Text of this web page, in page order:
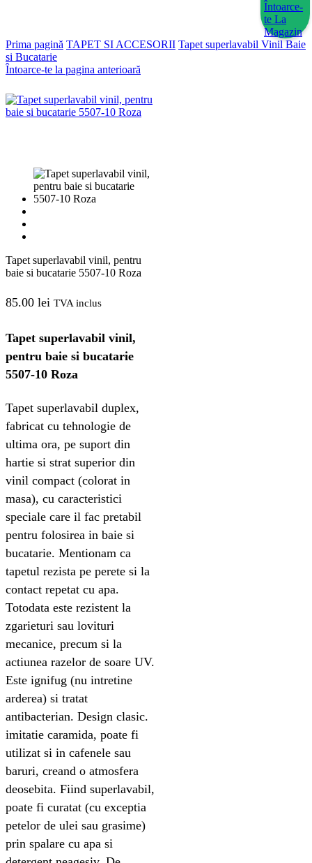
Întoarce-
te La
Magazin
Prima pagină TAPET SI ACCESORII Tapet superlavabil Vinil Baie
si Bucatarie
Întoarce-te la pagina anterioară
Tapet superlavabil vinil, pentru
baie si bucatarie 5507-10 Roza
85.00 lei TVA inclus
Tapet superlavabil vinil,
pentru baie si bucatarie
5507-10 Roza
Tapet superlavabil duplex,
fabricat cu tehnologie de
ultima ora, pe suport din
hartie si strat superior din
vinil compact (colorat in
masa), cu caracteristici
speciale care il fac pretabil
pentru folosirea in baie si
bucatarie. Mentionam ca
tapetul rezista pe perete si la
contact repetat cu apa.
Totodata este rezistent la
zgarieturi sau lovituri
mecanice, precum si la
actiunea razelor de soare UV.
Este ignifug (nu intretine
arderea) si tratat
antibacterian. Design clasic.
imitatie caramida, poate fi
utilizat si in cafenele sau
baruri, creand o atmosfera
deosebita. Fiind superlavabil,
poate fi curatat (cu exceptia
petelor de ulei sau grasime)
prin spalare cu apa si